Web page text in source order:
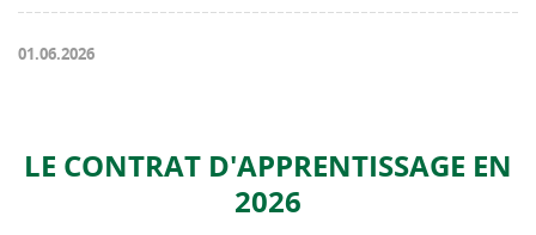
01.06.2026
LE CONTRAT D'APPRENTISSAGE EN
2026